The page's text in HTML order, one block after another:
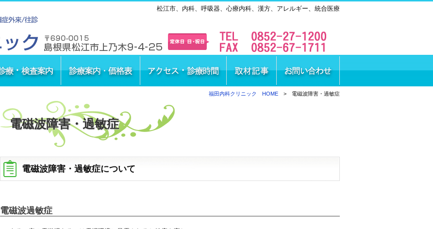
松江市、内科、呼吸器、心療内科、漢方、アレルギー、統合医療
福田内科クリニック HOME > 電磁波障害・過敏症
電磁波障害・過敏症
電磁波障害・過敏症について
電磁波過敏症